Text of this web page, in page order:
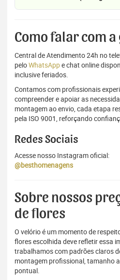
Como falar com a
Central de Atendimento 24h no
peloWhatsAppe chat online
inclusive feriados.
Contamos com profissionais
compreender e apoiar as
montagem ao envio, cada etapa
pela ISO 9001, reforçando
Redes Sociais
Acesse nosso Instagram oficial:
@besthomenagens
Sobre nossos
de flores
O velório é um momento de
flores escolhida deve refletir essa
trabalhamos com padrões claros
montagem profissional, tamanho
pontual.